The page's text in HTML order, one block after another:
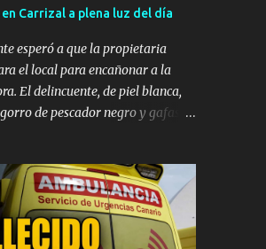
en Carrizal a plena luz del día
esperó a que la propietaria
el local para encañonar a la
El delincuente, de piel blanca,
de pescador negro y gafas de
tarde de este miércoles en la
de Carrizal, en el municipio de
tienda de mascotas 'Territorio
frente al Centro de Salud de